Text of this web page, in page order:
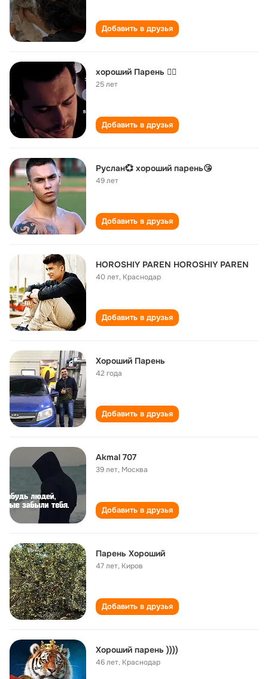
Добавить в друзья
хороший Парень 🙎‍♂️
25 лет
Добавить в друзья
Руслан💞 хороший парень😘
49 лет
Добавить в друзья
HOROSHIY PAREN HOROSHIY PAREN
40 лет, Краснодар
Добавить в друзья
Хороший Парень
42 года
Добавить в друзья
Akmal 707
39 лет, Москва
Добавить в друзья
Парень Хороший
47 лет, Киров
Добавить в друзья
Хороший парень ))))
46 лет, Краснодар